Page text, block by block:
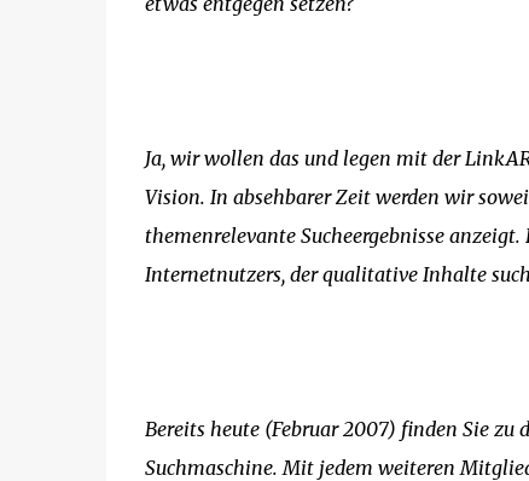
Ja, wir wollen das und legen mit der
Vision. In absehbarer Zeit werden wir
themenrelevante Sucheergebnisse
Internetnutzers, der qualitative Inhalte
Bereits heute (Februar 2007) finden Sie zu
Suchmaschine. Mit jedem weiteren